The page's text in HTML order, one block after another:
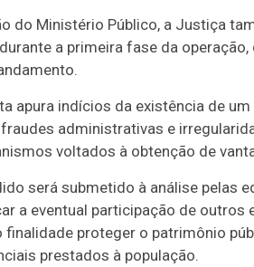
do Ministério Público, a Justiça
a primeira fase da
apura indícios da existência de
administrativas e
voltados à obtenção de
será submetido à análise pelas
a eventual participação de
proteger o patrimônio
prestados à população.